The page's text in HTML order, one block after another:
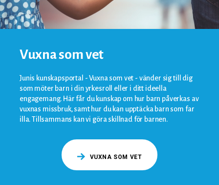
Vuxna som vet
Junis kunskapsportal - Vuxna som vet - vänder sig till dig
som möter barn i din yrkesroll eller i ditt ideella
engagemang. Här får du kunskap om hur barn påverkas av
vuxnas missbruk, samt hur du kan upptäcka barn som far
illa. Tillsammans kan vi göra skillnad för barnen.
VUXNA SOM VET